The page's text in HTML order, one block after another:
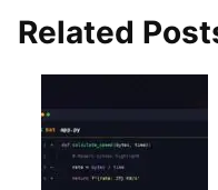
Related